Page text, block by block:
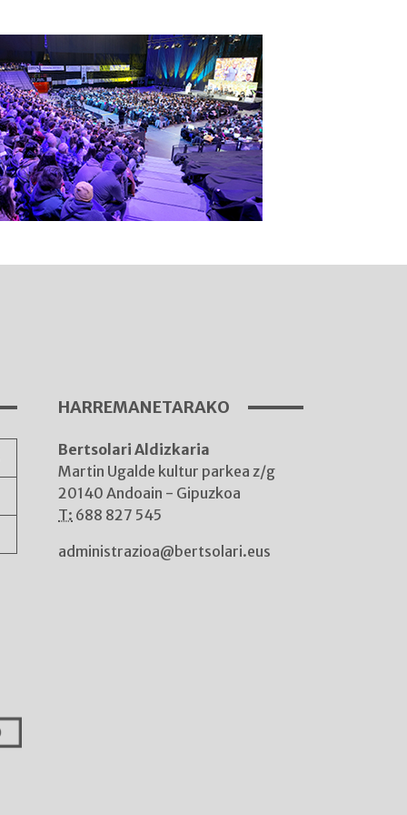
HARREMANETARAKO
Bertsolari Aldizkaria
Martin Ugalde kultur parkea z/g
20140 Andoain - Gipuzkoa
T: 688 827 545
administrazioa@bertsolari.eus